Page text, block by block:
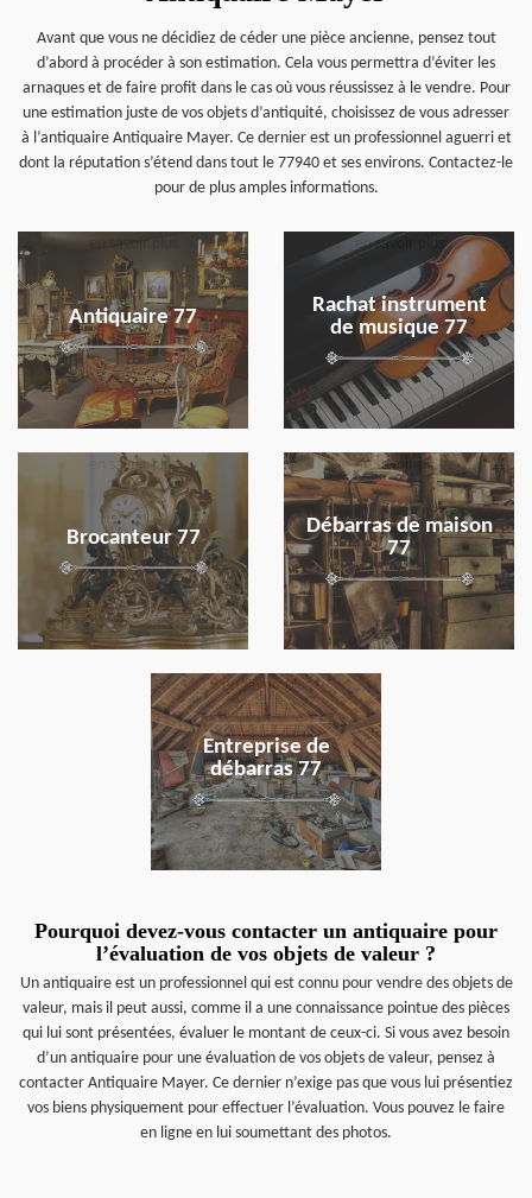
Avant que vous ne décidiez de céder une pièce ancienne, pensez tout
d’abord à procéder à son estimation. Cela vous permettra d’éviter les
arnaques et de faire profit dans le cas où vous réussissez à le vendre. Pour
une estimation juste de vos objets d’antiquité, choisissez de vous adresser
à l’antiquaire Antiquaire Mayer. Ce dernier est un professionnel aguerri et
dont la réputation s’étend dans tout le 77940 et ses environs. Contactez-le
pour de plus amples informations.
Antiquaire 77
en savoir plus
Rachat instrument
de musique 77
en savoir plus
Brocanteur 77
en savoir plus
Débarras de maison
77
en savoir plus
Entreprise de
débarras 77
en savoir plus
Pourquoi devez-vous contacter un antiquaire pour
l’évaluation de vos objets de valeur ?
Un antiquaire est un professionnel qui est connu pour vendre des objets de
valeur, mais il peut aussi, comme il a une connaissance pointue des pièces
qui lui sont présentées, évaluer le montant de ceux-ci. Si vous avez besoin
d’un antiquaire pour une évaluation de vos objets de valeur, pensez à
contacter Antiquaire Mayer. Ce dernier n’exige pas que vous lui présentiez
vos biens physiquement pour effectuer l’évaluation. Vous pouvez le faire
en ligne en lui soumettant des photos.